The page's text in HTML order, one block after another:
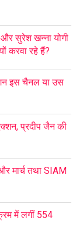
और सुरेश खन्ना योगी
करवा रहे हैं?
इस चैनल या उस
प्रदीप जैन की
मार्च तथा SIAM
में लगीं 554